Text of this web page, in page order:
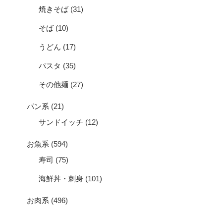
焼きそば(31)
そば(10)
うどん (17)
パスタ (35)
その他麺 (27)
パン系 (21)
サンドイッチ (12)
お魚系 (594)
寿司 (75)
海鮮丼・刺身 (101)
お肉系 (496)